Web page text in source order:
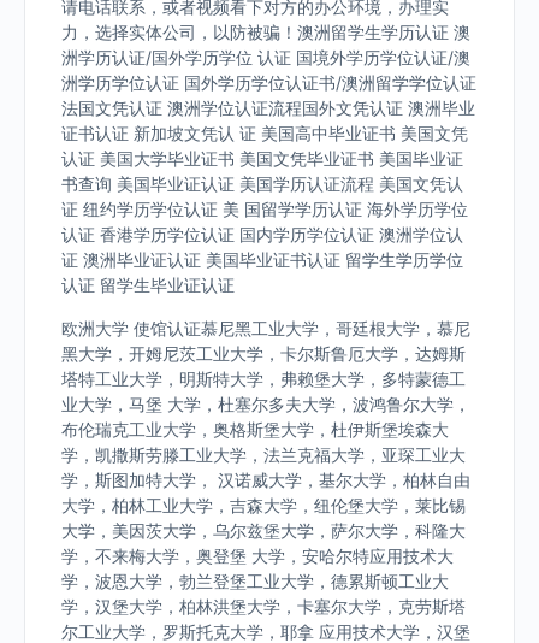
请电话联系，或者视频看下对方的办公环境，办理实
力，选择实体公司，以防被骗！澳洲留学生学历认证 澳
洲学历认证/国外学历学位 认证 国境外学历学位认证/澳
洲学历学位认证 国外学历学位认证书/澳洲留学学位认证
法国文凭认证 澳洲学位认证流程国外文凭认证 澳洲毕业
证书认证 新加坡文凭认 证 美国高中毕业证书 美国文凭
认证 美国大学毕业证书 美国文凭毕业证书 美国毕业证
书查询 美国毕业证认证 美国学历认证流程 美国文凭认
证 纽约学历学位认证 美 国留学学历认证 海外学历学位
认证 香港学历学位认证 国内学历学位认证 澳洲学位认
证 澳洲毕业证认证 美国毕业证书认证 留学生学历学位
认证 留学生毕业证认证
欧洲大学 使馆认证慕尼黑工业大学，哥廷根大学，慕尼
黑大学，开姆尼茨工业大学，卡尔斯鲁厄大学，达姆斯
塔特工业大学，明斯特大学，弗赖堡大学，多特蒙德工
业大学，马堡 大学，杜塞尔多夫大学，波鸿鲁尔大学，
布伦瑞克工业大学，奥格斯堡大学，杜伊斯堡埃森大
学，凯撒斯劳滕工业大学，法兰克福大学，亚琛工业大
学，斯图加特大学， 汉诺威大学，基尔大学，柏林自由
大学，柏林工业大学，吉森大学，纽伦堡大学，莱比锡
大学，美因茨大学，乌尔兹堡大学，萨尔大学，科隆大
学，不来梅大学，奥登堡 大学，安哈尔特应用技术大
学，波恩大学，勃兰登堡工业大学，德累斯顿工业大
学，汉堡大学，柏林洪堡大学，卡塞尔大学，克劳斯塔
尔工业大学，罗斯托克大学，耶拿 应用技术大学，汉堡